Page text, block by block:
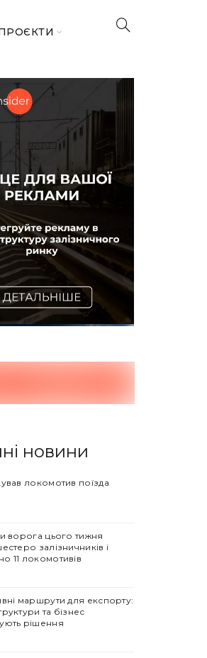
новини
локомотив поїзда
ворога цього тижня
залізничників і
11 локомотивів
маршрути для експорту:
та бізнес
рішення